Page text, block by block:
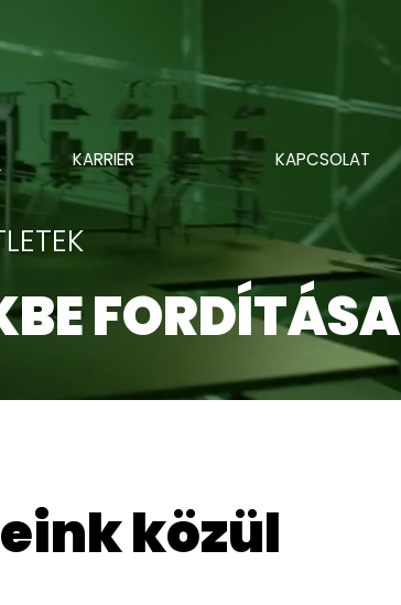
KARRIER KAPCSOLAT
FORDÍTÁSA
közül